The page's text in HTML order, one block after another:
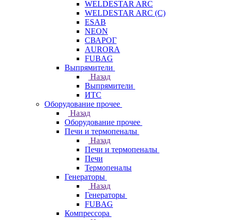
WELDESTAR ARC
WELDESTAR ARC (С)
ESAB
NEON
СВАРОГ
AURORA
FUBAG
Выпрямители
Назад
Выпрямители
ИТС
Оборудование прочее
Назад
Оборудование прочее
Печи и термопеналы
Назад
Печи и термопеналы
Печи
Термопеналы
Генераторы
Назад
Генераторы
FUBAG
Компрессора